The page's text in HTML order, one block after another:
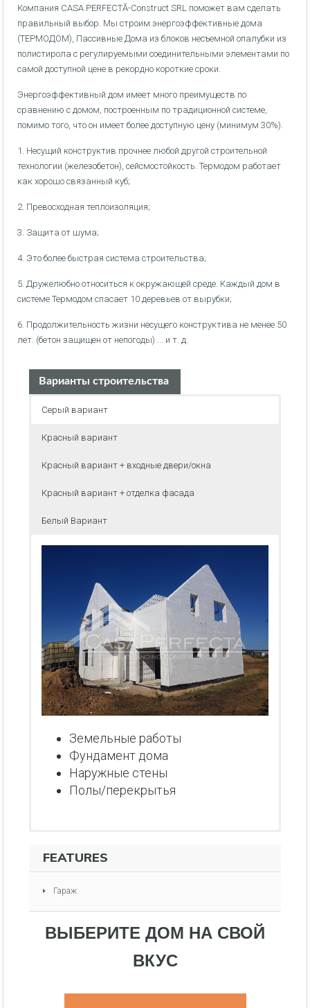
Компания CASA PERFECTĂ-Construct SRL поможет вам сделать
правильный выбор. Мы строим энергоэффективные дома
(ТЕРМОДОМ), Пассивные Дома из блоков несъемной опалубки из
полистирола с регулируемыми соединительными элементами по
самой доступной цене в рекордно короткие сроки.
Энергоэффективный дом имеет много преимуществ по
сравнению с домом, построенным по традиционной системе,
помимо того, что он имеет более доступную цену (минимум 30%).
1. Несущий конструктив прочнее любой другой строительной
технологии (железобетон), сейсмостойкость. Термодом работает
как хорошо связанный куб;
2. Превосходная теплоизоляция;
3. Защита от шума;
4. Это более быстрая система строительства;
5. Дружелюбно относиться к окружающей среде. Каждый дом в
системе Термодом спасает 10 деревьев от вырубки;
6. Продолжительность жизни несущего конструктива не менее 50
лет. (бетон защищен от непогоды) ... и т. д.
Варианты строительства
Серый вариант
Красный вариант
Красный вариант + входные двери/окна
Красный вариант + отделка фасада
Белый Вариант
Земельные работы
Фундамент дома
Наружные стены
Полы/перекрытья
FEATURES
Гараж
ВЫБЕРИТЕ ДОМ НА СВОЙ
ВКУС